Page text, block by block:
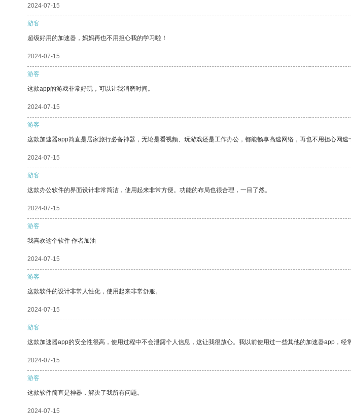
2024-07-15
游客
超级好用的加速器，妈妈再也不用担心我的学习啦！
2024-07-15
游客
这款app的游戏非常好玩，可以让我消磨时间。
2024-07-15
游客
这款加速器app简直是居家旅行必备神器，无论是看视频、玩游戏还是工作办公，都能畅享高速网络，再也不用担心网速
2024-07-15
游客
这款办公软件的界面设计非常简洁，使用起来非常方便。功能的布局也很合理，一目了然。
2024-07-15
游客
我喜欢这个软件 作者加油
2024-07-15
游客
这款软件的设计非常人性化，使用起来非常舒服。
2024-07-15
游客
这款加速器app的安全性很高，使用过程中不会泄露个人信息，这让我很放心。我以前使用过一些其他的加速器app，经
2024-07-15
游客
这款软件简直是神器，解决了我所有问题。
2024-07-15